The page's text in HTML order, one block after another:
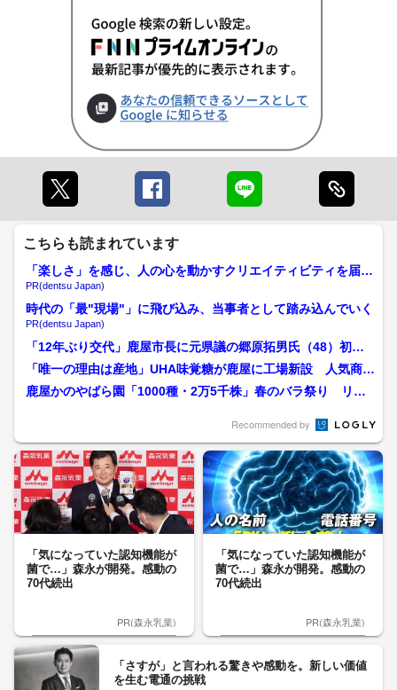
こちらも読まれています
「楽しさ」を感じ、人の心を動かすクリエイティビティを届け
る
PR(dentsu Japan)
時代の「最"現場"」に飛び込み、当事者として踏み込んでいく
PR(dentsu Japan)
「12年ぶり交代」鹿屋市長に元県議の郷原拓男氏（48）初当
選 「地域を歩いて声を...
「唯一の理由は産地」UHA味覚糖が鹿屋に工場新設 人気商品
「おさつどきっ」の半数...
鹿屋かのやばら園「1000種・2万5千株」春のバラ祭り リニ
Recommended by
「気になっていた認知機能が
菌で…」森永が開発。感動の
70代続出
PR(森永乳業)
「気になっていた認知機能が
菌で…」森永が開発。感動の
70代続出
PR(森永乳業)
「さすが」と言われる驚きや感動を。新しい価値
を生む電通の挑戦